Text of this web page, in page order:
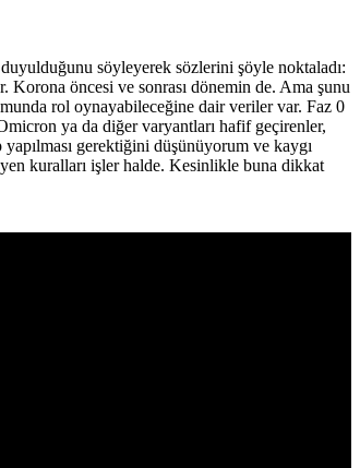
söyleyerek sözlerini şöyle noktaladı:
Korona öncesi ve sonrası dönemin de. Ama şunu
rol oynayabileceğine dair veriler var. Faz 0
ya da diğer varyantları hafif geçirenler,
gerektiğini düşünüyorum ve kaygı
kuralları işler halde. Kesinlikle buna dikkat